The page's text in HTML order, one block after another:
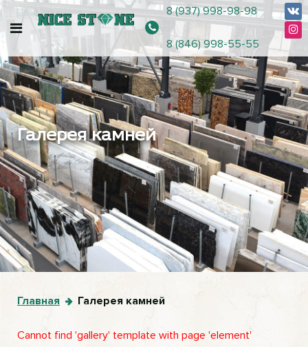
8 (937) 998-98-98
8 (846) 998-55-55
Галерея камней
Главная Галерея камней
Cannot find 'gallery' template with page 'element'